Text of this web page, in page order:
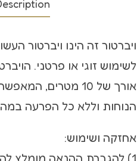
ויברטור זה הינו ויברטור
לשימוש זוגי או פרטני.
אורך של 10
הנוחות וללא כל הפרעה
אחזקה ושימוש:
1) להגברת ההנאה מומלץ להשתמש בחומרי סיכה על בסיס מים.